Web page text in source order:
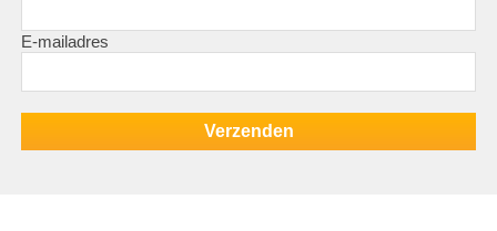
E-mailadres